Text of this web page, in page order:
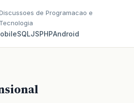
de Programacao e
Tecnologia
SQLJSPHPAndroid